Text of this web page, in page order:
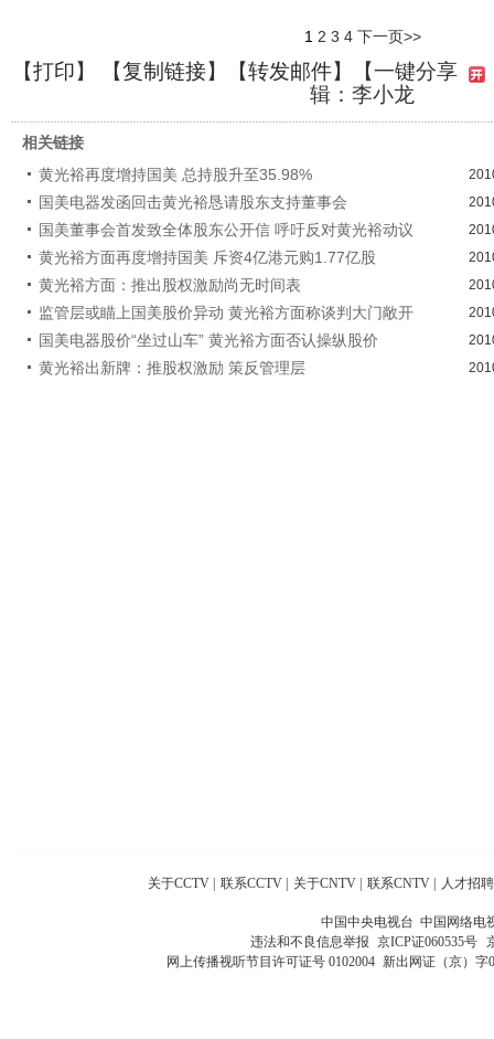
1 2 3 4 下一页>>
【打印】 【复制链接】【转发邮件】
【一键分享
辑：李小龙
相关链接
黄光裕再度增持国美 总持股升至35.98%
国美电器发函回击黄光裕恳请股东支持董事会
国美董事会首发致全体股东公开信 呼吁反对黄光裕动议
黄光裕方面再度增持国美 斥资4亿港元购1.77亿股
黄光裕方面：推出股权激励尚无时间表
监管层或瞄上国美股价异动 黄光裕方面称谈判大门敞开
国美电器股价“坐过山车” 黄光裕方面否认操纵股价
黄光裕出新牌：推股权激励 策反管理层
关于CCTV 联系CCTV 关于CNTV 联系CNTV 人才招聘
中国中央电视台 中国网络电
违法和不良信息举报 京ICP证060535号
网上传播视听节目许可证号 0102004 新出网证（京）